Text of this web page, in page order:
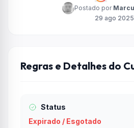
Postado por
29 ago 2025
Regras e Detalhes do
Status
Expirado / Esgotado